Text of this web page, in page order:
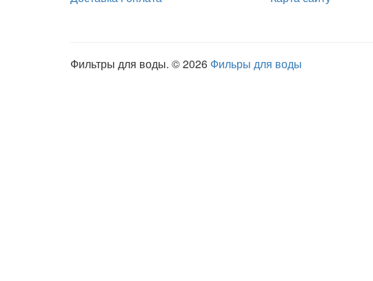
Фильтры для воды. © 2026 Фильры для воды